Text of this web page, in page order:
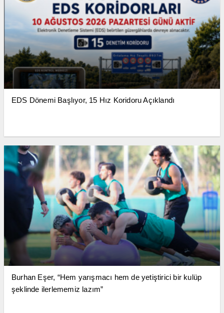
EDS Dönemi Başlıyor, 15 Hız Koridoru Açıklandı
Burhan Eşer, “Hem yarışmacı hem de yetiştirici bir kulüp
şeklinde ilerlememiz lazım”